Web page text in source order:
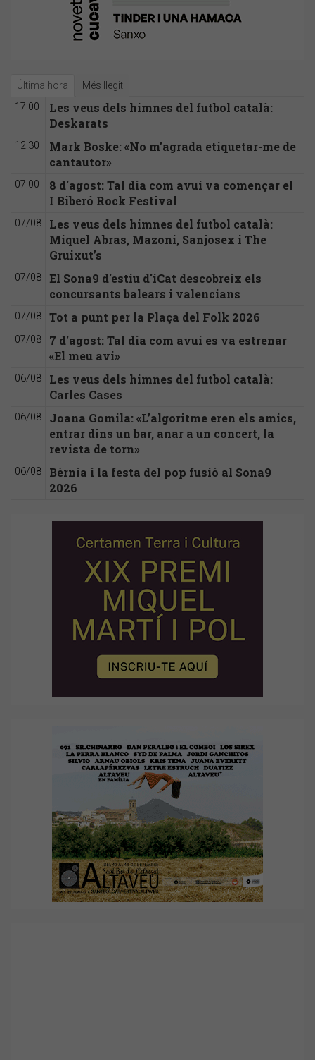
Última hora Més llegit
17:00
Les veus dels himnes del futbol català:
Deskarats
12:30
Mark Boske: «No m’agrada etiquetar-me de
cantautor»
07:00
8 d'agost: Tal dia com avui va començar el
I Biberó Rock Festival
07/08
Les veus dels himnes del futbol català:
Miquel Abras, Mazoni, Sanjosex i The
Gruixut’s
07/08
El Sona9 d'estiu d'iCat descobreix els
concursants balears i valencians
07/08 Tot a punt per la Plaça del Folk 2026
07/08
7 d'agost: Tal dia com avui es va estrenar
«El meu avi»
06/08
Les veus dels himnes del futbol català:
Carles Cases
06/08
Joana Gomila: «L’algoritme eren els amics,
entrar dins un bar, anar a un concert, la
revista de torn»
06/08
Bèrnia i la festa del pop fusió al Sona9
2026